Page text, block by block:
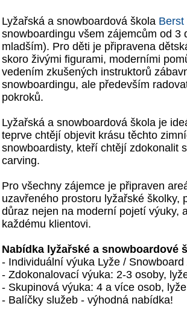
Lyžařská a snowboardová škola Berst
snowboardingu všem zájemcům od
mladším). Pro děti je připravena
skoro živými figurami, moderními
vedením zkušených instruktorů
snowboardingu, ale především
pokroků.
Lyžařská a snowboardová škola je
teprve chtějí objevit krásu těchto
snowboardisty, kteří chtějí zdokonalit
carving.
Pro všechny zájemce je připraven
uzavřeného prostoru lyžařské školky,
důraz nejen na moderní pojetí výuky,
každému klientovi.
Nabídka lyžařské a snowboardové
- Individuální výuka Lyže /
- Zdokonalovací výuka: 2-3 osoby,
- Skupinová výuka: 4 a více osob,
- Balíčky služeb - výhodná nabídka!